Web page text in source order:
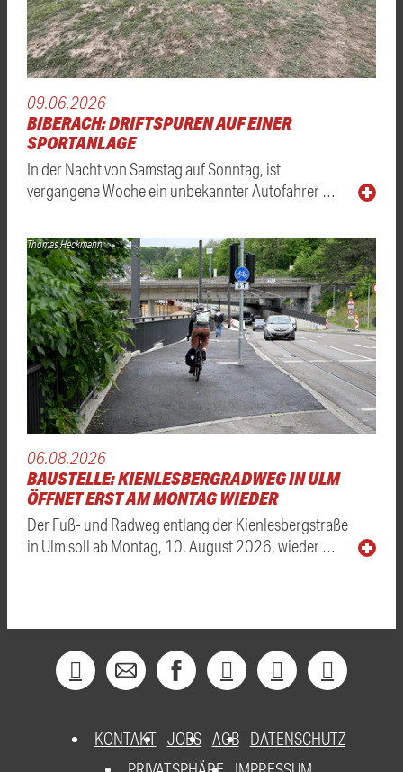
09.06.2026
BIBERACH: DRIFTSPUREN AUF EINER
SPORTANLAGE
In der Nacht von Samstag auf Sonntag, ist
vergangene Woche ein unbekannter Autofahrer …
Thomas Heckmann
06.08.2026
BAUSTELLE: KIENLESBERGRADWEG IN ULM
ÖFFNET ERST AM MONTAG WIEDER
Der Fuß- und Radweg entlang der Kienlesbergstraße
in Ulm soll ab Montag, 10. August 2026, wieder …
KONTAKT JOBS AGB DATENSCHUTZ